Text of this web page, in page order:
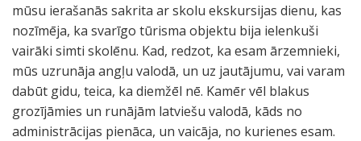
mūsu ierašanās sakrita ar skolu ekskursijas dienu, kas
nozīmēja, ka svarīgo tūrisma objektu bija ielenkuši
vairāki simti skolēnu. Kad, redzot, ka esam ārzemnieki,
mūs uzrunāja angļu valodā, un uz jautājumu, vai varam
dabūt gidu, teica, ka diemžēl nē. Kamēr vēl blakus
grozījāmies un runājām latviešu valodā, kāds no
administrācijas pienāca, un vaicāja, no kurienes esam.